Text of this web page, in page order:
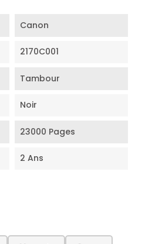
Canon
2170C001
Tambour
Noir
23000 Pages
2 Ans